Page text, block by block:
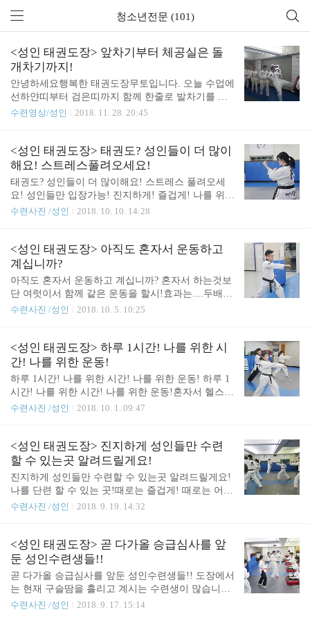
청소년전문 (101)
<성인 태권도장> 앞차기부터 체공실은 돌
개차기까지!
안녕하세요행복한 태권도장무토입니다. 오늘 수업에
선하얀띠부터 검은띠까지 함께 한줄로 발차기를 차
보았습니다. 보통 검은 띠는 따로 그룹지어 난이도
부터는 난이도 있게!검은 띠는 더 빠르고 강하게! 빠
르고 강하게 차는 만큼 스트레스도 한방에 날리는 모
습입니다~
수련영상/성인 2018. 11. 28. 20:45
<성인 태권도장> 태권도? 성인들이 더 많이
해요! 스트레스풀려오세요!
태권도? 성인들이 더 많이해요! 스트레스 풀려오세
요! 성인들만 입장가능! 진지하게! 즐겁게! 나를 위한
시간!성인태권도장으로 초대합니다!
수련사진 /성인 2018. 10. 10. 14:28
<성인 태권도장> 아직도 혼자서 운동하고
계십니까?
아직도 혼자서 운동하고 계십니까? 혼자서 하는것보
단 여럿이서 함께 같은 운동을 할시!효과는....두배..
세배....말로 표현이 안될정도로 좋아요!힘들때 옆에
다!
수련사진 /성인 2018. 10. 5. 10:25
<성인 태권도장> 하루 1시간! 나를 위한 시
간! 나를 위한 운동!
하루 1시간! 나를 위한 시간! 나를 위한 운동! 하루 1
시간! 나를 위한 시간! 나를 위한 운동!혼자서 헬스장
에서 이도저도 아닌 운동하고 계시는 그대!함께하면
함께 커뮤니티도 가능한곳!전신운동! 실내운동! 일
석이조운동! 바로 성인 태권도!
수련사진 /성인 2018. 10. 1. 09:47
<성인 태권도장> 진지하게 성인들만 수련
할 수 있는곳 알려드릴게요!
진지하게 성인들만 수련할 수 있는곳 알려드릴게요!
나를 단련 할 수 있는 곳!때로는 즐겁게! 때로는 어렵
게! 때로는 고민하면서!우리의 신체를 내 마음 처럼
나오십니다^^
수련사진 /성인 2018. 9. 19. 14:32
<성인 태권도장> 곧 다가올 승급심사를 앞
둔 성인수련생들!!
곧 다가올 승급심사를 앞둔 성인수련생들!! 도장에서
는 현재 구슬땀을 흘리고 계시는 수련생이 많습니다
이번주! 금요일에는 제 40회 성인승급심사가 있습니
수련사진 /성인 2018. 9. 17. 15:14